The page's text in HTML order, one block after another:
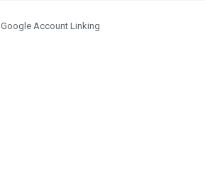
Google Account Linking